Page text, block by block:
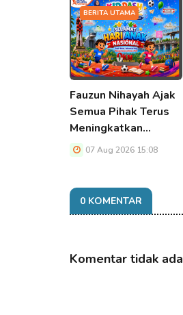
BERITA UTAMA
Fauzun Nihayah Ajak
Semua Pihak Terus
Meningkatkan…
07 Aug 2026 15:08
0 KOMENTAR
Komentar tidak ada